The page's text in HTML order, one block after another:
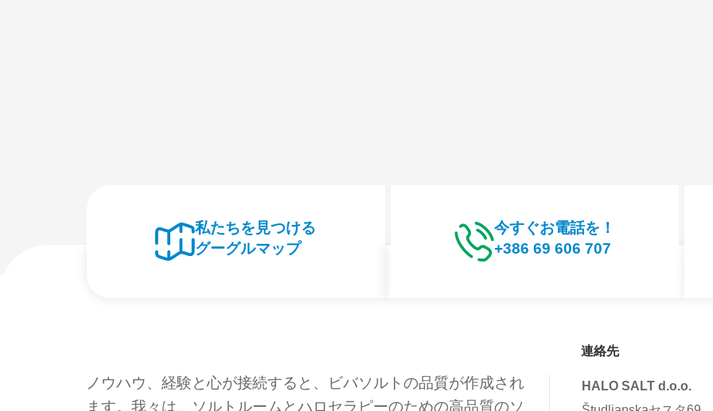
私たちを見つける
グーグルマップ
今すぐお電話を！
+386 69 606 707
ノウハウ、経験と心が接続すると、ビバソルトの品質が作成され
ます。我々は、ソルトルームとハロセラピーのための高品質のソ
連絡先
HALO SALT d.o.o.